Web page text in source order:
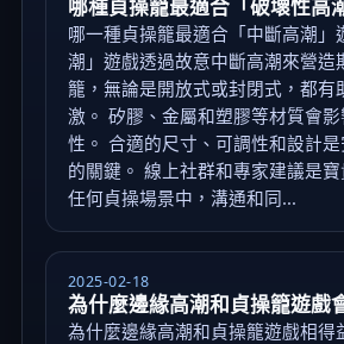
哪種貞操籠最適合「破壞性高
哪一種貞操籠最適合「中斷高潮」
潮」遊戲透過故意中斷高潮來營造
籠，無論是開放式或封閉式，都有
激。 矽膠、金屬和塑膠等材質會
性。 合適的尺寸、可調性和設計
的關鍵。 線上社群和專家建議是
任何貞操場景中，溝通和同...
2025-02-18
為什麼邊緣高潮和貞操籠遊戲
為什麼邊緣高潮和貞操籠遊戲相得